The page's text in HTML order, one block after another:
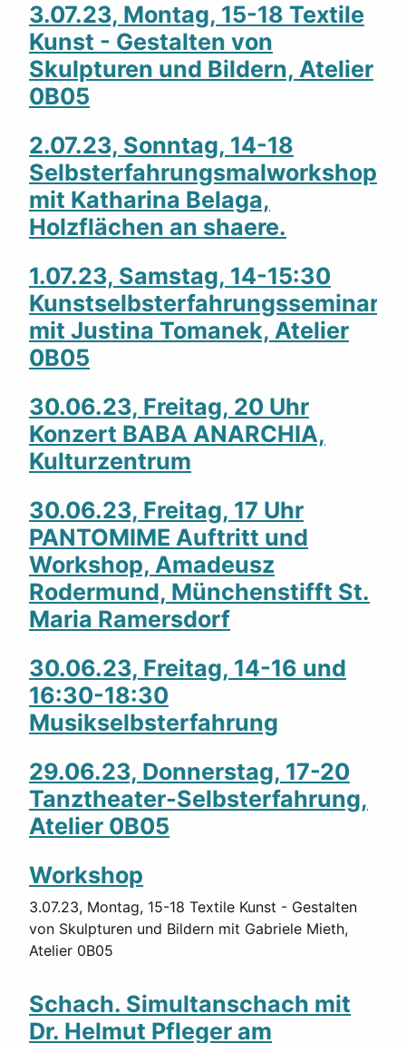
3.07.23, Montag, 15-18 Textile
Kunst - Gestalten von
Skulpturen und Bildern, Atelier
0B05
2.07.23, Sonntag, 14-18
Selbsterfahrungsmalworkshop
mit Katharina Belaga,
Holzflächen an shaere.
1.07.23, Samstag, 14-15:30
Kunstselbsterfahrungsseminar
mit Justina Tomanek, Atelier
0B05
30.06.23, Freitag, 20 Uhr
Konzert BABA ANARCHIA,
Kulturzentrum
30.06.23, Freitag, 17 Uhr
PANTOMIME Auftritt und
Workshop, Amadeusz
Rodermund, Münchenstifft St.
Maria Ramersdorf
30.06.23, Freitag, 14-16 und
16:30-18:30
Musikselbsterfahrung
29.06.23, Donnerstag, 17-20
Tanztheater-Selbsterfahrung,
Atelier 0B05
Workshop
3.07.23, Montag, 15-18 Textile Kunst - Gestalten
von Skulpturen und Bildern mit Gabriele Mieth,
Atelier 0B05
Schach. Simultanschach mit
Dr. Helmut Pfleger am